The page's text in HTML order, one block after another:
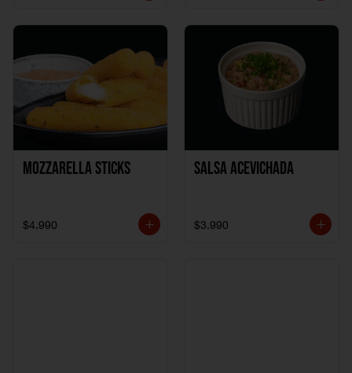
Mozzarella Sticks
$4.990
Salsa Acevichada
$3.990